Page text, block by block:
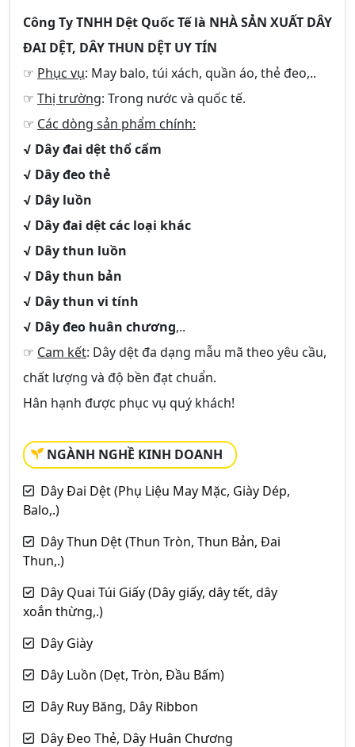
Công Ty TNHH Dệt Quốc Tế là NHÀ SẢN XUẤT DÂY
ĐAI DỆT, DÂY THUN DỆT UY TÍN
☞ Phục vụ: May balo, túi xách, quần áo, thẻ đeo,..
☞ Thị trường: Trong nước và quốc tế.
☞ Các dòng sản phẩm chính:
√ Dây đai dệt thổ cẩm
√ Dây đeo thẻ
√ Dây luồn
√ Dây đai dệt các loại khác
√ Dây thun luồn
√ Dây thun bản
√ Dây thun vi tính
√ Dây đeo huân chương,..
☞ Cam kết: Dây dệt đa dạng mẫu mã theo yêu cầu,
chất lượng và độ bền đạt chuẩn.
Hân hạnh được phục vụ quý khách!
NGÀNH NGHỀ KINH DOANH
Dây Đai Dệt (Phụ Liệu May Mặc, Giày Dép,
Balo,.)
Dây Thun Dệt (Thun Tròn, Thun Bản, Đai
Thun,.)
Dây Quai Túi Giấy (Dây giấy, dây tết, dây
xoắn thừng,.)
Dây Giày
Dây Luồn (Dẹt, Tròn, Đầu Bấm)
Dây Ruy Băng, Dây Ribbon
Dây Đeo Thẻ, Dây Huân Chương